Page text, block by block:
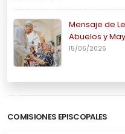
Mensaje de
Abuelos y
15/06/2026
COMISIONES EPISCOPALES